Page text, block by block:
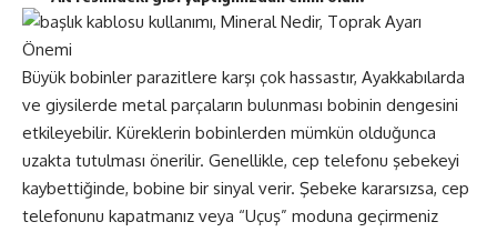
Büyük bobinler parazitlere karşı çok hassastır, Ayakkabılarda
ve giysilerde metal parçaların bulunması bobinin dengesini
etkileyebilir. Küreklerin bobinlerden mümkün olduğunca
uzakta tutulması önerilir. Genellikle, cep telefonu şebekeyi
kaybettiğinde, bobine bir sinyal verir. Şebeke kararsızsa, cep
telefonunu kapatmanız veya “Uçuş” moduna geçirmeniz